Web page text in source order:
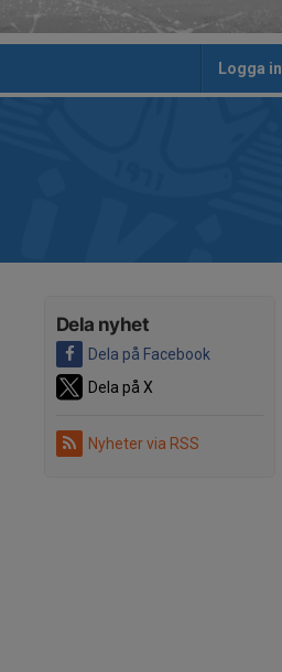
Logga in
Dela nyhet
Dela på Facebook
Dela på X
Nyheter via RSS